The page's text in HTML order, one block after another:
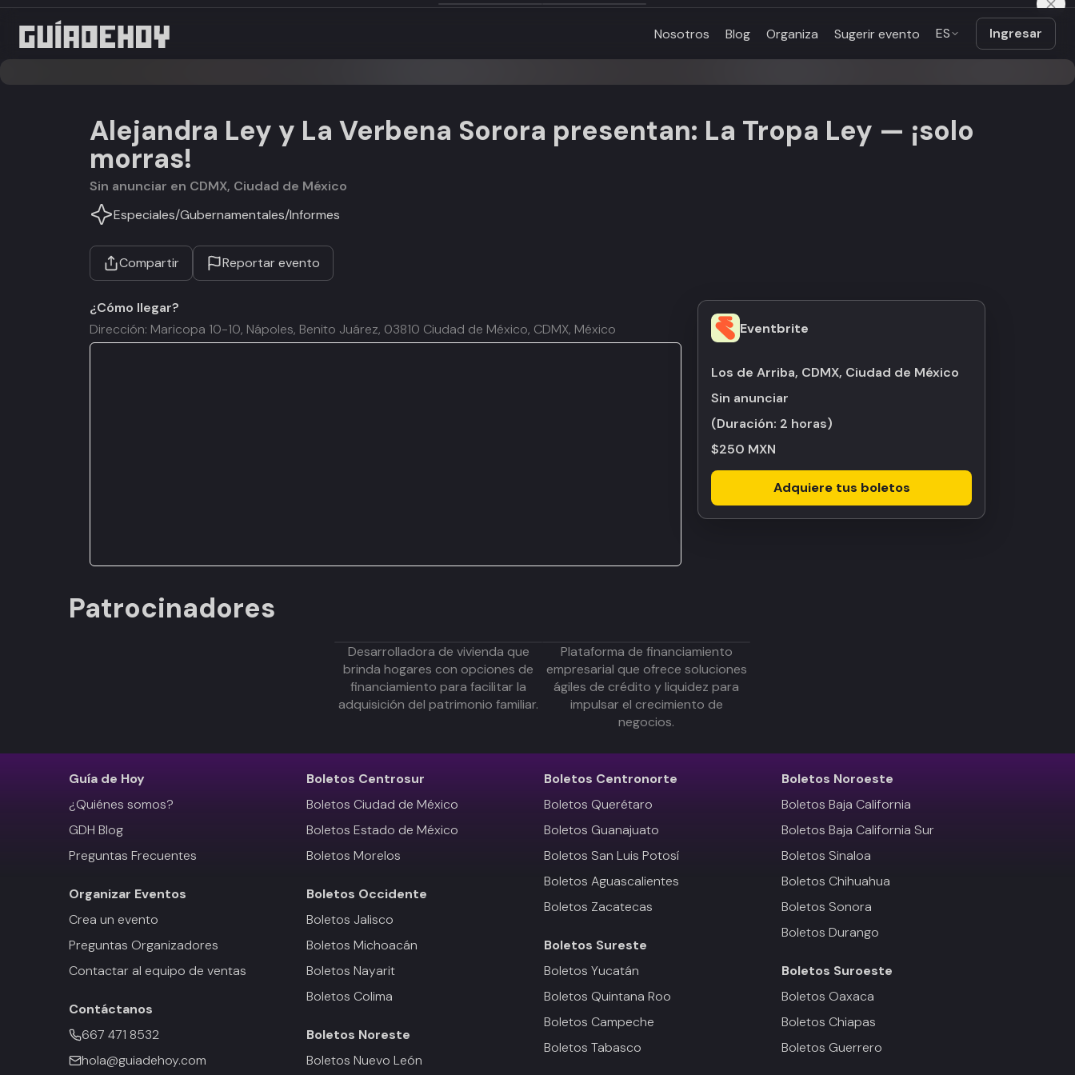
Nosotros Blog Organiza Sugerir evento ES Ingresar
Alejandra Ley y La Verbena Sorora presentan: La Tropa Ley — ¡solo
morras!
Sin anunciar en CDMX, Ciudad de México
Especiales/Gubernamentales/Informes
Compartir Reportar evento
Eventbrite
Los de Arriba, CDMX, Ciudad de México
Sin anunciar
(Duración: 2 horas)
$250 MXN
Adquiere tus boletos
¿Cómo llegar?
Dirección: Maricopa 10-10, Nápoles, Benito Juárez, 03810 Ciudad de México, CDMX, México
Patrocinadores
Desarrolladora de vivienda que
brinda hogares con opciones de
financiamiento para facilitar la
adquisición del patrimonio familiar.
Plataforma de financiamiento
empresarial que ofrece soluciones
ágiles de crédito y liquidez para
impulsar el crecimiento de
negocios.
Guía de Hoy
¿Quiénes somos?
GDH Blog
Preguntas Frecuentes
Organizar Eventos
Crea un evento
Preguntas Organizadores
Contactar al equipo de ventas
Contáctanos
667 471 8532
hola@guiadehoy.com
Boletos Centrosur
Boletos Ciudad de México
Boletos Estado de México
Boletos Morelos
Boletos Occidente
Boletos Jalisco
Boletos Michoacán
Boletos Nayarit
Boletos Colima
Boletos Noreste
Boletos Nuevo León
Boletos Centronorte
Boletos Querétaro
Boletos Guanajuato
Boletos San Luis Potosí
Boletos Aguascalientes
Boletos Zacatecas
Boletos Sureste
Boletos Yucatán
Boletos Quintana Roo
Boletos Campeche
Boletos Tabasco
Boletos Noroeste
Boletos Baja California
Boletos Baja California Sur
Boletos Sinaloa
Boletos Chihuahua
Boletos Sonora
Boletos Durango
Boletos Suroeste
Boletos Oaxaca
Boletos Chiapas
Boletos Guerrero